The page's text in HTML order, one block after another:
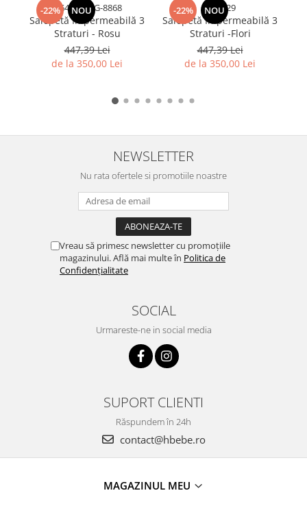
-22% NOU
RG45T5ERG-8868
Salopetă Impermeabilă 3
Straturi - Rosu
447,39 Lei
de la 350,00 Lei
-22% NOU
RG4029
Salopetă Impermeabilă 3
Straturi -Flori
447,39 Lei
de la 350,00 Lei
NEWSLETTER
Nu rata ofertele si promotiile noastre
Vreau să primesc newsletter cu promoțiile
magazinului. Află mai multe în Politica de
Confidențialitate
SOCIAL
Urmareste-ne in social media
SUPORT CLIENTI
Răspundem în 24h
contact@hbebe.ro
MAGAZINUL MEU